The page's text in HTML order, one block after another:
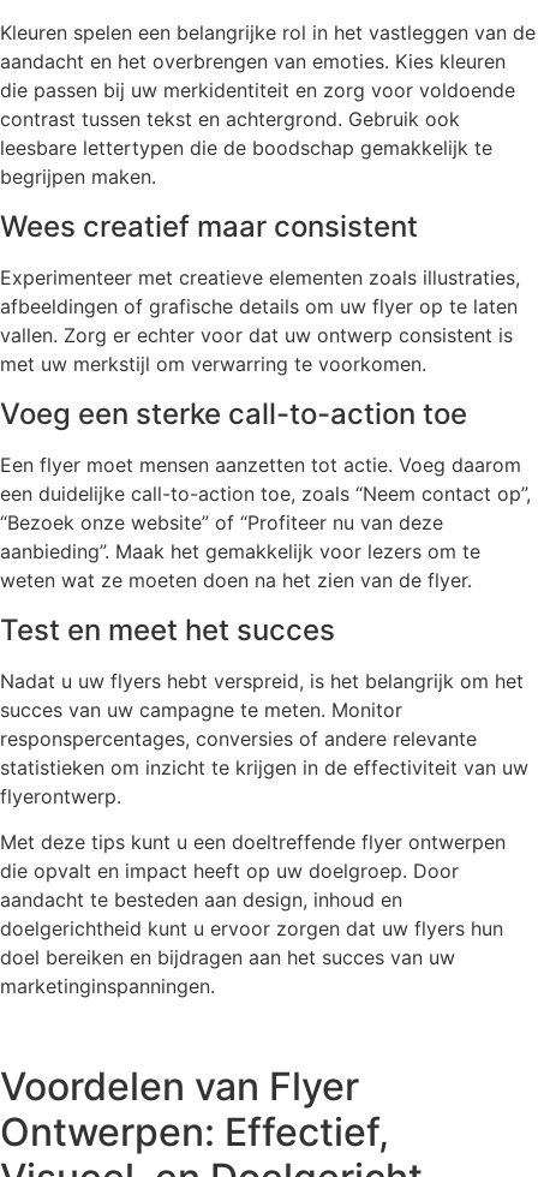
Kleuren spelen een belangrijke rol in het vastleggen van de
aandacht en het overbrengen van emoties. Kies kleuren
die passen bij uw merkidentiteit en zorg voor voldoende
contrast tussen tekst en achtergrond. Gebruik ook
leesbare lettertypen die de boodschap gemakkelijk te
begrijpen maken.
Wees creatief maar consistent
Experimenteer met creatieve elementen zoals illustraties,
afbeeldingen of grafische details om uw flyer op te laten
vallen. Zorg er echter voor dat uw ontwerp consistent is
met uw merkstijl om verwarring te voorkomen.
Voeg een sterke call-to-action toe
Een flyer moet mensen aanzetten tot actie. Voeg daarom
een duidelijke call-to-action toe, zoals “Neem contact op”,
“Bezoek onze website” of “Profiteer nu van deze
aanbieding”. Maak het gemakkelijk voor lezers om te
weten wat ze moeten doen na het zien van de flyer.
Test en meet het succes
Nadat u uw flyers hebt verspreid, is het belangrijk om het
succes van uw campagne te meten. Monitor
responspercentages, conversies of andere relevante
statistieken om inzicht te krijgen in de effectiviteit van uw
flyerontwerp.
Met deze tips kunt u een doeltreffende flyer ontwerpen
die opvalt en impact heeft op uw doelgroep. Door
aandacht te besteden aan design, inhoud en
doelgerichtheid kunt u ervoor zorgen dat uw flyers hun
doel bereiken en bijdragen aan het succes van uw
marketinginspanningen.
Voordelen van Flyer
Ontwerpen: Effectief,